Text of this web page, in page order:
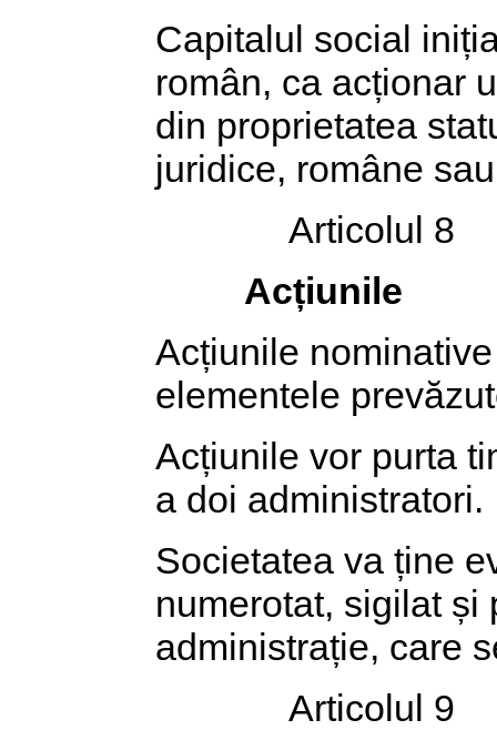
Capitalul social
român, ca acționar
din proprietatea
juridice, române
Articolul 8
Acțiunile
Acțiunile
elementele
Acțiunile vor purta
a doi administratori.
Societatea va ține
numerotat, sigilat
administrație, care
Articolul 9